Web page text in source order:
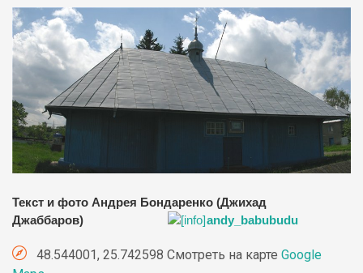
Текст и фото Андрея Бондаренко (Джихад
Джаббаров)
andy_babubudu
48.544001, 25.742598 Смотреть на карте Google